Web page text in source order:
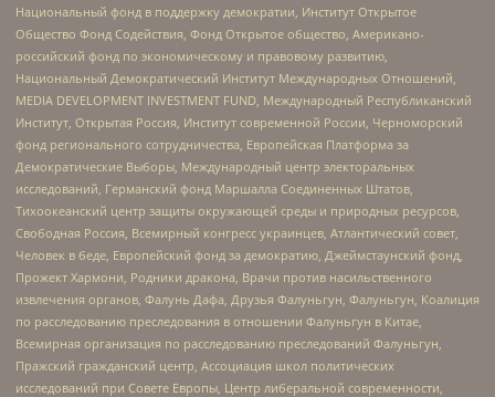
Национальный фонд в поддержку демократии, Институт Открытое
Общество Фонд Содействия, Фонд Открытое общество, Американо-
российский фонд по экономическому и правовому развитию,
Национальный Демократический Институт Международных Отношений,
MEDIA DEVELOPMENT INVESTMENT FUND, Международный Республиканский
Институт, Открытая Россия, Институт современной России, Черноморский
фонд регионального сотрудничества, Европейская Платформа за
Демократические Выборы, Международный центр электоральных
исследований, Германский фонд Маршалла Соединенных Штатов,
Тихоокеанский центр защиты окружающей среды и природных ресурсов,
Свободная Россия, Всемирный конгресс украинцев, Атлантический совет,
Человек в беде, Европейский фонд за демократию, Джеймстаунский фонд,
Прожект Хармони, Родники дракона, Врачи против насильственного
извлечения органов, Фалунь Дафа, Друзья Фалуньгун, Фалуньгун, Коалиция
по расследованию преследования в отношении Фалуньгун в Китае,
Всемирная организация по расследованию преследований Фалуньгун,
Пражский гражданский центр, Ассоциация школ политических
исследований при Совете Европы, Центр либеральной современности,